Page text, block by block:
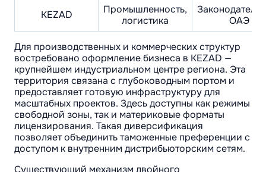
KEZAD
Промышленность,
логистика
ОАЭ
Для производственных и коммерческих структур
востребовано оформление бизнеса в KEZAD —
крупнейшем индустриальном центре региона. Эта
территория связана с глубоководным портом и
предоставляет готовую инфраструктуру для
масштабных проектов. Здесь доступны как режимы
свободной зоны, так и материковые форматы
лицензирования. Такая диверсификация
позволяет объединить таможенные преференции с
доступом к внутренним дистрибьюторским сетям.